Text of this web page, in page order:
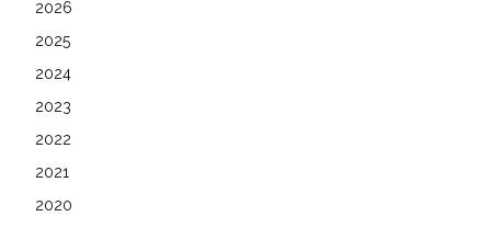
2026
2025
2024
2023
2022
2021
2020